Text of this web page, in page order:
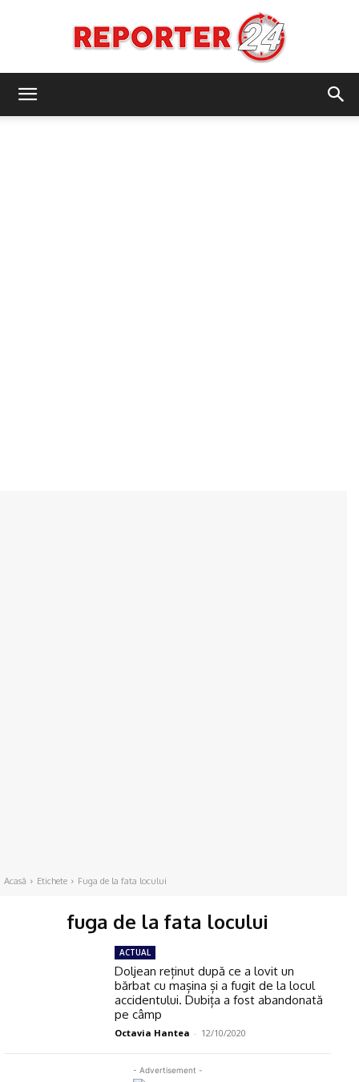
Acasă Etichete Fuga de la fata locului
fuga de la fata locului
- Advertisement -
ACTUAL
Doljean reținut după ce a lovit un
bărbat cu mașina și a fugit de la locul
accidentului. Dubița a fost abandonată
pe câmp
Octavia Hantea - 12/10/2020